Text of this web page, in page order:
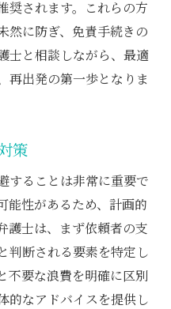
奨されます。これらの方
然に防ぎ、免責手続きの
士と相談しながら、最適
再出発の第一歩となりま
策
することは非常に重要で
能性があるため、計画的
護士は、まず依頼者の支
判断される要素を特定し
不要な浪費を明確に区別
的なアドバイスを提供し